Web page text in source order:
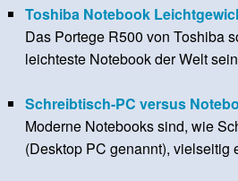
Toshiba Notebook
Das Portege R500 von Toshiba
leichteste Notebook der Welt
Schreibtisch-PC versus
Moderne Notebooks sind, wie
(Desktop PC genannt), vielseitig